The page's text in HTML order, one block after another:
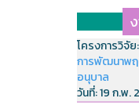
โครงการวิจัย:
การพัฒนาพฤ
อนุบาล
วันที่:19 ก.พ.